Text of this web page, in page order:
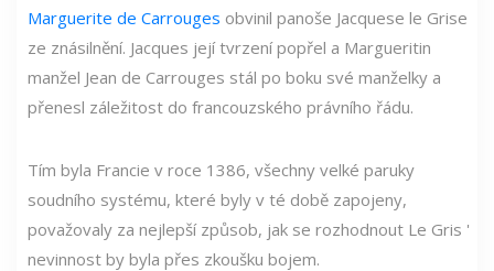
Marguerite de Carrouges obvinil panoše Jacquese le Grise
ze znásilnění. Jacques její tvrzení popřel a Margueritin
manžel Jean de Carrouges stál po boku své manželky a
přenesl záležitost do francouzského právního řádu.
Tím byla Francie v roce 1386, všechny velké paruky
soudního systému, které byly v té době zapojeny,
považovaly za nejlepší způsob, jak se rozhodnout Le Gris '
nevinnost by byla přes zkoušku bojem.